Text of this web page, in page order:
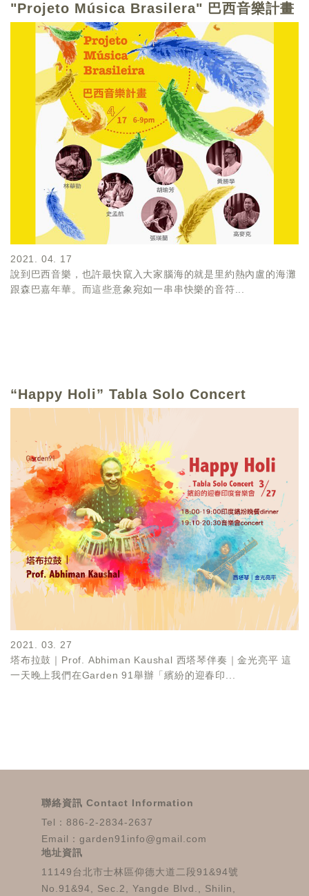
"Projeto Música Brasilera" 巴西音樂計畫
2021. 04. 17
說到巴西音樂，也許最快竄入大家腦海的就是里約熱內盧的海灘
跟森巴嘉年華。而這些意象宛如一串串快樂的音符...
“Happy Holi” Tabla Solo Concert
2021. 03. 27
塔布拉鼓｜Prof. Abhiman Kaushal 西塔琴伴奏｜金光亮平 這
一天晚上我們在Garden 91舉辦「繽紛的迎春印...
聯絡資訊 Contact Information
Tel：886-2-2834-2637
Email：garden91info@gmail.com
地址資訊
11149台北市士林區仰德大道二段91&94號
No.91&94, Sec.2, Yangde Blvd., Shilin,